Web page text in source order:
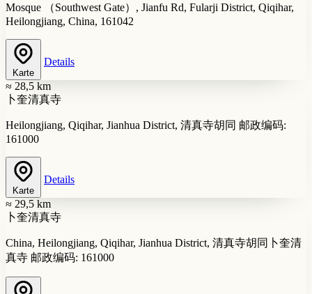
Mosque （Southwest Gate）, Jianfu Rd, Fularji District, Qiqihar,
Heilongjiang, China, 161042
Karte
Details
≈ 28,5 km
卜奎清真寺
Heilongjiang, Qiqihar, Jianhua District, 清真寺胡同 邮政编码:
161000
Karte
Details
≈ 29,5 km
卜奎清真寺
China, Heilongjiang, Qiqihar, Jianhua District, 清真寺胡同卜奎清
真寺 邮政编码: 161000